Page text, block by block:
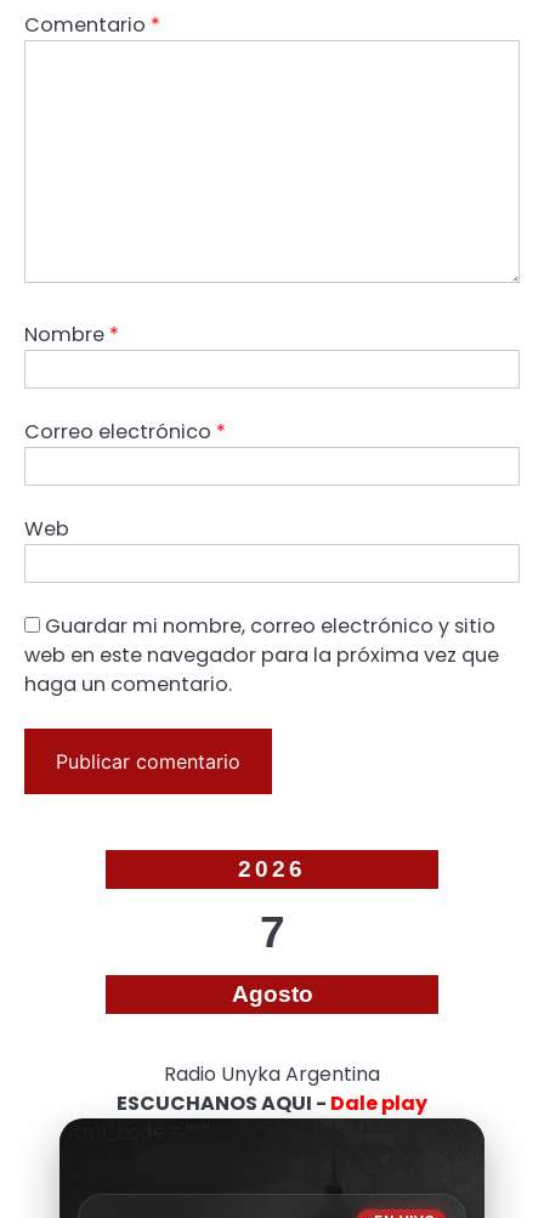
Comentario *
Nombre *
Correo electrónico *
Web
Guardar mi nombre, correo electrónico y sitio
web en este navegador para la próxima vez que
haga un comentario.
2026
7
Agosto
Radio Unyka Argentina
ESCUCHANOS AQUI - Dale play